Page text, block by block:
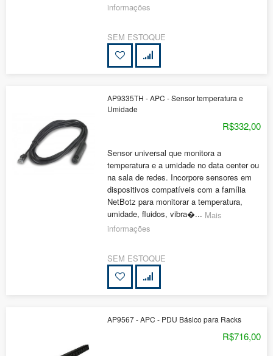
informações
SEM ESTOQUE
AP9335TH - APC - Sensor temperatura e
Umidade
R$332,00
Sensor universal que monitora a
temperatura e a umidade no data center ou
na sala de redes. Incorpore sensores em
dispositivos compatíveis com a família
NetBotz para monitorar a temperatura,
umidade, fluidos, vibra�... Mais
informações
SEM ESTOQUE
AP9567 - APC - PDU Básico para Racks
R$716,00